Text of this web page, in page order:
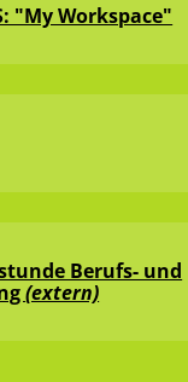
"My Workspace"
Berufs- und
(extern)